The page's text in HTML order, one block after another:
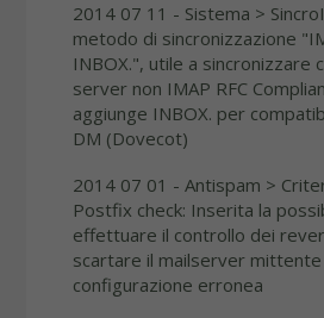
2014 07 11 - Sistema >
metodo di sincronizzazione
INBOX.", utile a sincronizzare
server non IMAP RFC
aggiunge INBOX. per
DM (Dovecot)
2014 07 01 - Antispam >
Postfix check: Inserita la
effettuare il controllo dei
scartare il mailserver mittente
configurazione erronea